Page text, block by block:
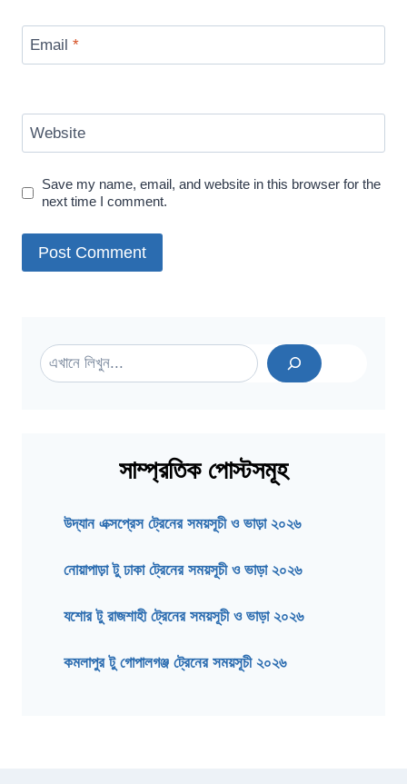
Email *
Website
Save my name, email, and website in this browser for the
next time I comment.
Search
সাম্প্রতিক পোস্টসমূহ
উদ্যান এক্সপ্রেস ট্রেনের সময়সূচী ও ভাড়া ২০২৬
নোয়াপাড়া টু ঢাকা ট্রেনের সময়সূচী ও ভাড়া ২০২৬
যশোর টু রাজশাহী ট্রেনের সময়সূচী ও ভাড়া ২০২৬
কমলাপুর টু গোপালগঞ্জ ট্রেনের সময়সূচী ২০২৬